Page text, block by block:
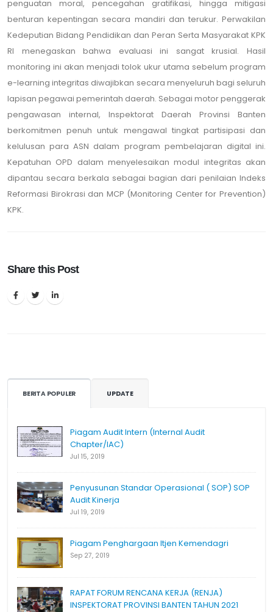
penguatan moral, pencegahan gratifikasi, hingga mitigasi
benturan kepentingan secara mandiri dan terukur. Perwakilan
Kedeputian Bidang Pendidikan dan Peran Serta Masyarakat KPK
RI menegaskan bahwa evaluasi ini sangat krusial. Hasil
monitoring ini akan menjadi tolok ukur utama sebelum program
e-learning integritas diwajibkan secara menyeluruh bagi seluruh
lapisan pegawai pemerintah daerah. Sebagai motor penggerak
pengawasan internal, Inspektorat Daerah Provinsi Banten
berkomitmen penuh untuk mengawal tingkat partisipasi dan
kelulusan para ASN dalam program pembelajaran digital ini.
Kepatuhan OPD dalam menyelesaikan modul integritas akan
dipantau secara berkala sebagai bagian dari penilaian Indeks
Reformasi Birokrasi dan MCP (Monitoring Center for Prevention)
KPK.
Share this Post
BERITA POPULER UPDATE
Piagam Audit Intern (Internal Audit
Chapter/IAC)
Jul 15, 2019
Penyusunan Standar Operasional ( SOP) SOP
Audit Kinerja
Jul 19, 2019
Piagam Penghargaan Itjen Kemendagri
Sep 27, 2019
RAPAT FORUM RENCANA KERJA (RENJA)
INSPEKTORAT PROVINSI BANTEN TAHUN 2021